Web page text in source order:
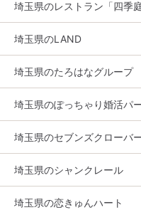
埼玉県のレストラン「四季庭
埼玉県のLAND
埼玉県のたろはなグループ
埼玉県のぽっちゃり婚活パ
埼玉県のセブンズクローバ
埼玉県のシャンクレール
埼玉県の恋きゅんハート